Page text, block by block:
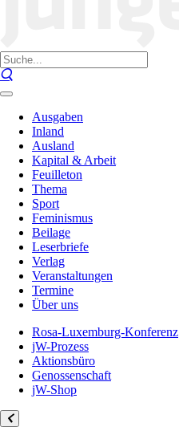
Ausgaben
Inland
Ausland
Kapital & Arbeit
Feuilleton
Thema
Sport
Feminismus
Beilage
Leserbriefe
Verlag
Veranstaltungen
Termine
Über uns
Rosa-Luxemburg-Konferenz
jW-Prozess
Aktionsbüro
Genossenschaft
jW-Shop